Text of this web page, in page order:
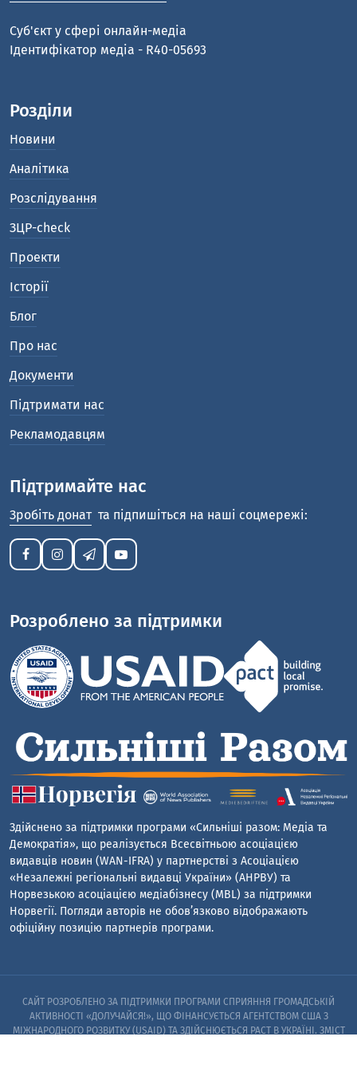
Cуб'єкт у сфері онлайн-медіа
Ідентифікатор медіа - R40-05693
Розділи
Новини
Аналітика
Розслідування
ЗЦР-check
Проекти
Історії
Блог
Про нас
Документи
Підтримати нас
Рекламодавцям
Підтримайте нас
Зробіть донат та підпишіться на наші соцмережі:
Розроблено за підтримки
Здійснено за підтримки програми «Сильніші разом: Медіа та
Демократія», що реалізується Всесвітньою асоціацією
видавців новин (WAN-IFRA) у партнерстві з Асоціацією
«Незалежні регіональні видавці України» (АНРВУ) та
Норвезькою асоціацією медіабізнесу (MBL) за підтримки
Норвегії. Погляди авторів не обов’язково відображають
офіційну позицію партнерів програми.
САЙТ РОЗРОБЛЕНО ЗА ПІДТРИМКИ ПРОГРАМИ СПРИЯННЯ ГРОМАДСЬКІЙ
АКТИВНОСТІ «ДОЛУЧАЙСЯ!», ЩО ФІНАНСУЄТЬСЯ АГЕНТСТВОМ США З
МІЖНАРОДНОГО РОЗВИТКУ (USAID) ТА ЗДІЙСНЮЄТЬСЯ PACT В УКРАЇНІ. ЗМІСТ